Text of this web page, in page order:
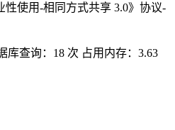
使用-相同方式共享 3.0》协议-
库查询：18 次 占用内存：3.63